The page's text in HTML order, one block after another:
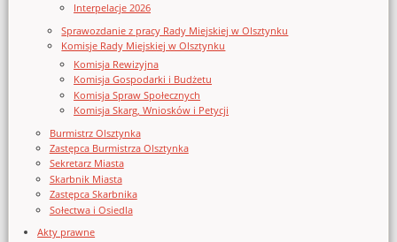
Interpelacje 2026
Sprawozdanie z pracy Rady Miejskiej w Olsztynku
Komisje Rady Miejskiej w Olsztynku
Komisja Rewizyjna
Komisja Gospodarki i Budżetu
Komisja Spraw Społecznych
Komisja Skarg, Wniosków i Petycji
Burmistrz Olsztynka
Zastępca Burmistrza Olsztynka
Sekretarz Miasta
Skarbnik Miasta
Zastępca Skarbnika
Sołectwa i Osiedla
Akty prawne